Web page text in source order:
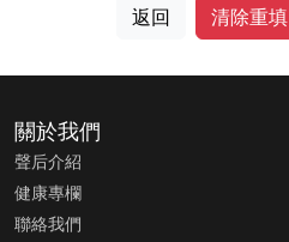
返回 清除重填
關於我們
聲后介紹
健康專欄
聯絡我們